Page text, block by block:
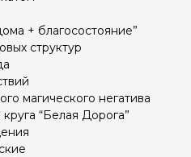
+ благосостояние”
структур
магического негатива
“Белая Дорога”